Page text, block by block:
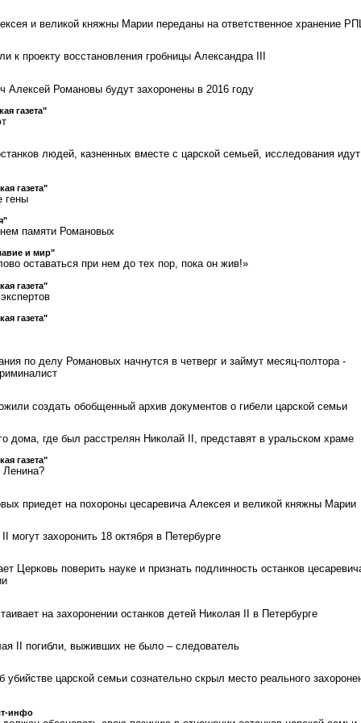
и великой княжны Марии переданы на ответственное хранение
к проекту восстановления гробницы Александра III
Алексей Романовы будут захоронены в 2016 году
газета"
людей, казненных вместе с царской семьей, исследования идут
газета"
гены
памяти Романовых
и мир"
оставаться при нем до тех пор, пока он жив!»
газета"
газета"
по делу Романовых начнутся в четверг и займут месяц-полтора -
создать обобщенный архив документов о гибели царской семьи
дома, где был расстрелян Николай II, представят в уральском храме
газета"
Ленина?
приедет на похороны цесаревича Алексея и великой княжны Марии
могут захоронить 18 октября в Петербурге
Церковь поверить науке и признать подлинность останков
на захоронении останков детей Николая II в Петербурге
II погибли, выживших не было – следователь
царской семьи сознательно скрыл место реального
инфо